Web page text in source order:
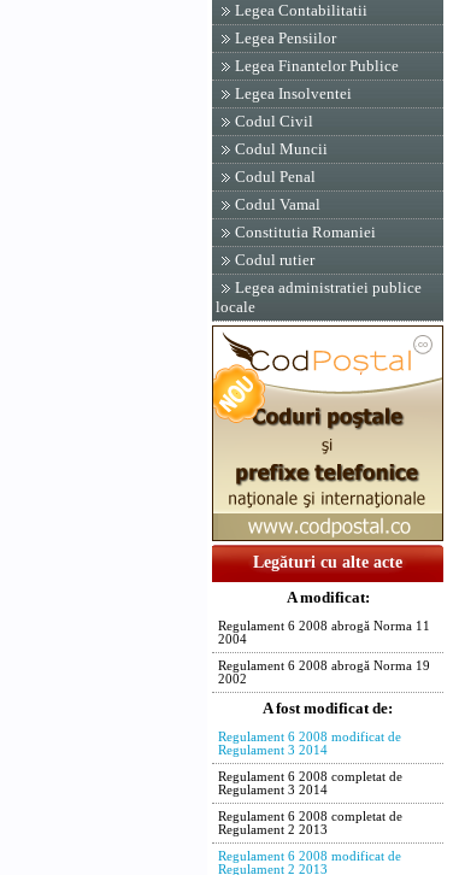
Legea Contabilitatii
Legea Pensiilor
Legea Finantelor Publice
Legea Insolventei
Codul Civil
Codul Muncii
Codul Penal
Codul Vamal
Constitutia Romaniei
Codul rutier
Legea administratiei publice
locale
Legături cu alte acte
A modificat:
Regulament 6 2008 abrogă Norma 11
2004
Regulament 6 2008 abrogă Norma 19
2002
A fost modificat de:
Regulament 6 2008 modificat de
Regulament 3 2014
Regulament 6 2008 completat de
Regulament 3 2014
Regulament 6 2008 completat de
Regulament 2 2013
Regulament 6 2008 modificat de
Regulament 2 2013